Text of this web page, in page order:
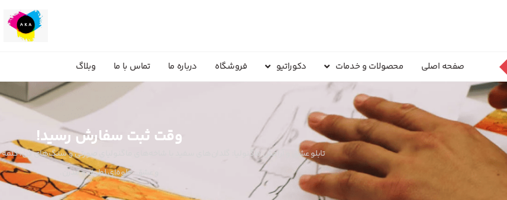
صفحه اصلی محصولات و خدمات دکوراتیو فروشگاه درباره ما تماس با ما وبلاگ
وقت ثبت سفارش رسید!
و عشق. جلوه‌ای لطیف و مدرن.